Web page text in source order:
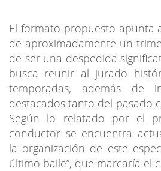
El formato propuesto apunta
de aproximadamente un
de ser una despedida
busca reunir al jurado
temporadas, además de
destacados tanto del pasado
Según lo relatado por el
conductor se encuentra
la organización de este
último baile”, que marcaría el